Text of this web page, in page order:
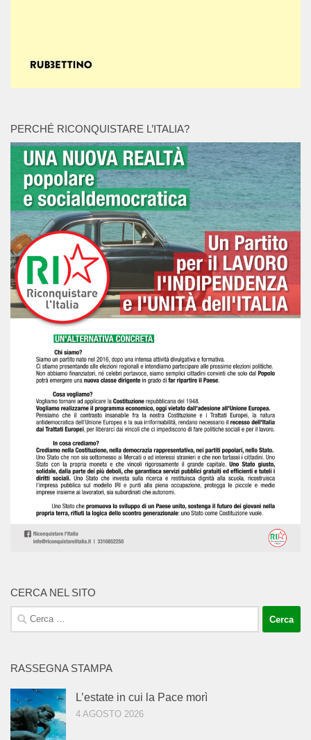
PERCHÉ RICONQUISTARE L’ITALIA?
CERCA NEL SITO
Ricerca
per:
RASSEGNA STAMPA
L’estate in cui la Pace morì
4 AGOSTO 2026